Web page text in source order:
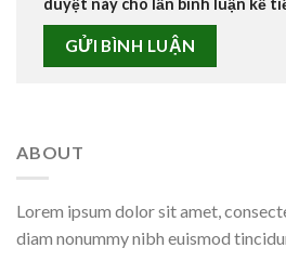
ABOUT
Lorem ipsum dolor sit amet,
diam nonummy nibh euismod